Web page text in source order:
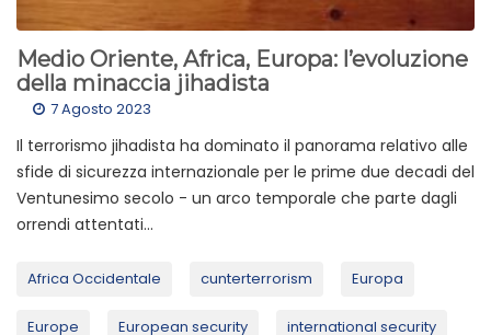
Medio Oriente, Africa, Europa: l’evoluzione
della minaccia jihadista
7 Agosto 2023
Il terrorismo jihadista ha dominato il panorama relativo alle
sfide di sicurezza internazionale per le prime due decadi del
Ventunesimo secolo - un arco temporale che parte dagli
orrendi attentati...
Africa Occidentale cunterterrorism Europa
Europe European security international security